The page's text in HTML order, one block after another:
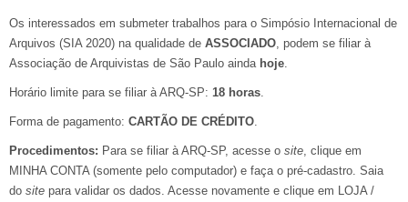
Os interessados em submeter trabalhos para o Simpósio Internacional de
Arquivos (SIA 2020) na qualidade de ASSOCIADO, podem se filiar à
Associação de Arquivistas de São Paulo ainda hoje.
Horário limite para se filiar à ARQ-SP: 18 horas.
Forma de pagamento: CARTÃO DE CRÉDITO.
Procedimentos: Para se filiar à ARQ-SP, acesse o site, clique em
MINHA CONTA (somente pelo computador) e faça o pré-cadastro. Saia
do site para validar os dados. Acesse novamente e clique em LOJA /